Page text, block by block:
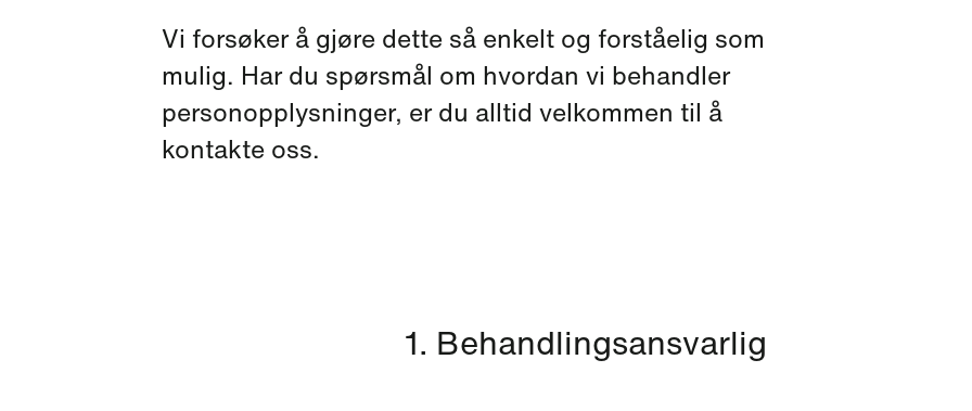
Vi forsøker å gjøre dette så enkelt og forståelig som
mulig. Har du spørsmål om hvordan vi behandler
personopplysninger, er du alltid velkommen til å
kontakte oss.
1. Behandlingsansvarlig